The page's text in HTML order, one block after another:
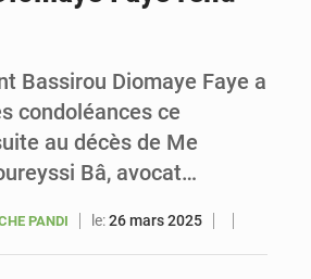
Bassirou Diomaye Faye a
condoléances ce
au décès de Me
Bâ, avocat…
PANDI le:26 mars 2025